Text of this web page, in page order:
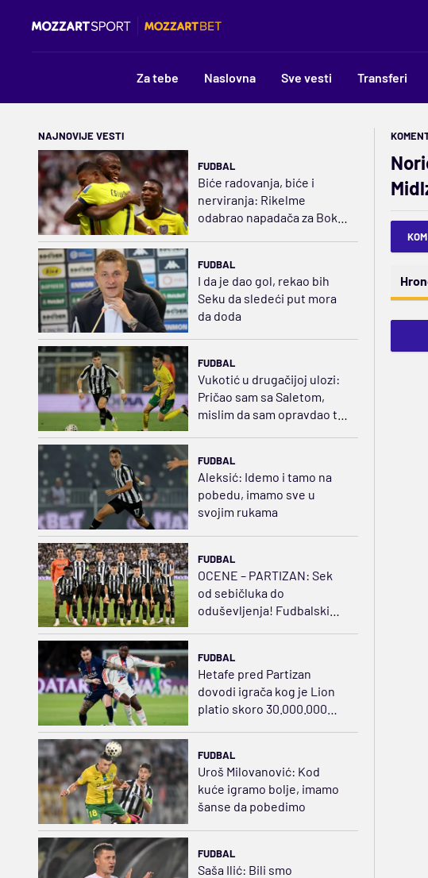
Za tebe Naslovna Sve vesti Transferi
NAJNOVIJE VESTI
FUDBAL
Biće radovanja, biće i
nerviranja: Rikelme
odabrao napadača za Boku
FUDBAL
I da je dao gol, rekao bih
Seku da sledeći put mora
da doda
FUDBAL
Vukotić u drugačijoj ulozi:
Pričao sam sa Saletom,
mislim da sam opravdao tu
FUDBAL
Aleksić: Idemo i tamo na
pobedu, imamo sve u
svojim rukama
FUDBAL
OCENE – PARTIZAN: Sek
od sebičluka do
oduševljenja! Fudbalski
FUDBAL
Hetafe pred Partizan
dovodi igrača kog je Lion
platio skoro 30.000.000
FUDBAL
Uroš Milovanović: Kod
kuće igramo bolje, imamo
šanse da pobedimo
FUDBAL
Saša Ilić: Bili smo